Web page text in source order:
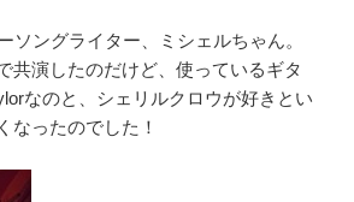
ソングライター、ミシェルちゃん。
共演したのだけど、使っているギタ
なのと、シェリルクロウが好きとい
なったのでした！